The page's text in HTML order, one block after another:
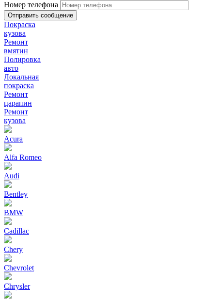
Номер телефона
Покраска
кузова
Ремонт
вмятин
Полировка
авто
Локальная
покраска
Ремонт
царапин
Ремонт
кузова
Acura
Alfa Romeo
Audi
Bentley
BMW
Cadillac
Chery
Chevrolet
Chrysler